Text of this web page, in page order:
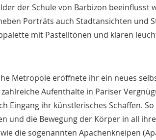
der Schule von Barbizon beeinflusst
Porträts auch Stadtansichten und
mit Pastelltönen und klaren
Metropole eröffnete ihr ein neues
Aufenthalte in Pariser
Eingang ihr künstlerisches Schaffen.
und die Bewegung der Körper in all
die sogenannten Apachenkneipen